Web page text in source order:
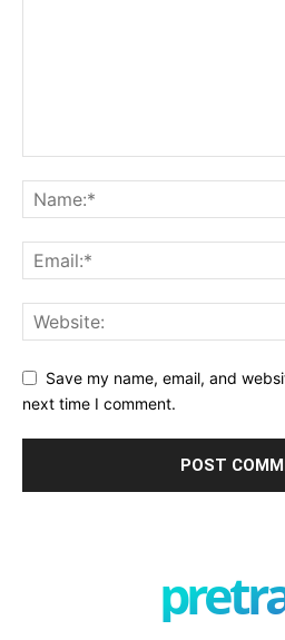
Save my name, email, and
next time I comment.